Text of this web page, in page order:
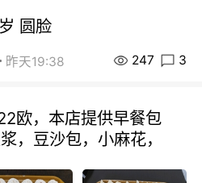
圆脸
昨天19:38 247 3
欧，本店提供早餐包
，豆沙包，小麻花，